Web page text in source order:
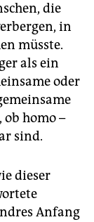
die
in
müsste.
als ein
oder
ob homo –
sind.
dieser
Anfang